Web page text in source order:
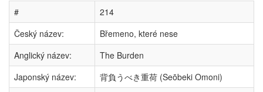
#
214
Český název:
Břemeno, které nese
Anglický název:
The Burden
Japonský název:
背負うべき重荷 (Seōbeki Omoni)